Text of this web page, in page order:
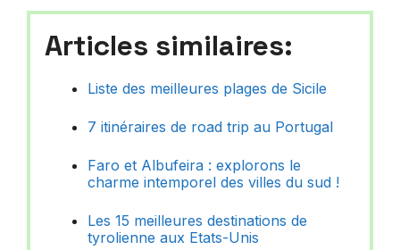
Articles similaires:
Liste des meilleures plages de Sicile
7 itinéraires de road trip au Portugal
Faro et Albufeira : explorons le
charme intemporel des villes du sud !
Les 15 meilleures destinations de
tyrolienne aux Etats-Unis